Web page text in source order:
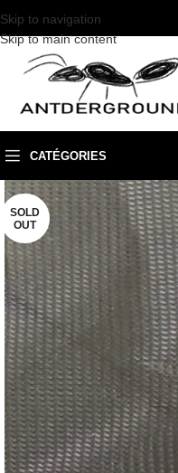
Skip to navigation
Skip to main content
CATÉGORIES
SOLD
OUT